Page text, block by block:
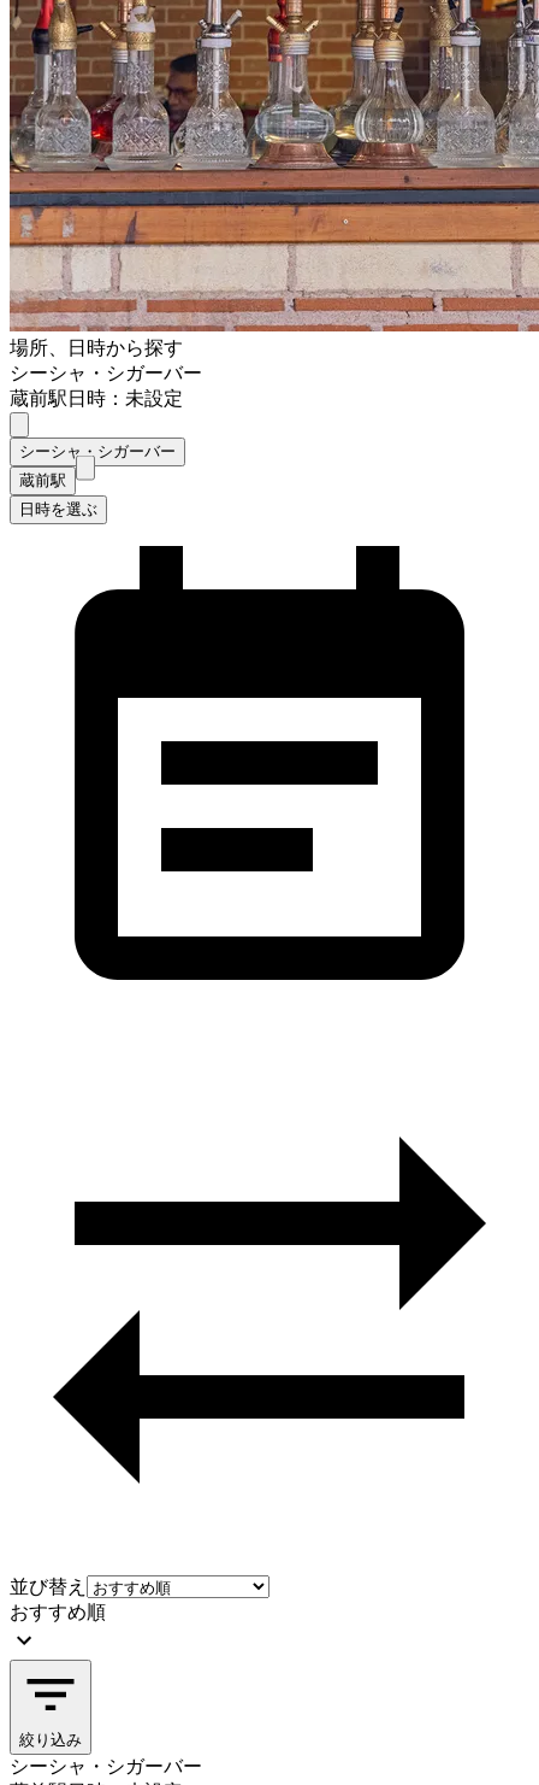
場所、日時から探す
シーシャ・シガーバー
蔵前駅日時：未設定
シーシャ・シガーバー
蔵前駅
日時を選ぶ
並び替え
おすすめ順
絞り込み
シーシャ・シガーバー